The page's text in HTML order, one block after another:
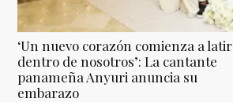
‘Un nuevo corazón comienza a latir
dentro de nosotros’: La cantante
panameña Anyuri anuncia su
embarazo